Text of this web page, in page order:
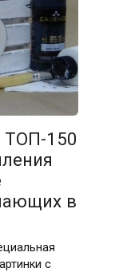
ТОП-150
в
с